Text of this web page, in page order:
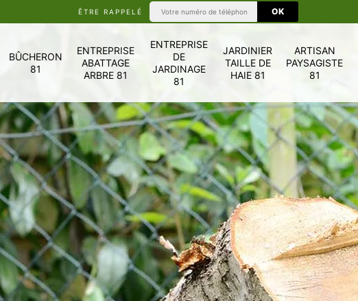
ÊTRE RAPPELÉ
BÛCHERON
81
ENTREPRISE
ABATTAGE
ARBRE 81
ENTREPRISE
DE
JARDINAGE
81
JARDINIER
TAILLE DE
HAIE 81
ARTISAN
PAYSAGISTE
81